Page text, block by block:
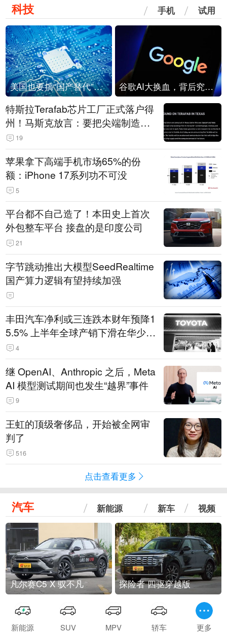
科技 手机 试用
美国也要搞“国产替代”？先算清三笔账 谷歌AI大换血，背后究竟发生了什么？
特斯拉Terafab芯片工厂正式落户得
州！马斯克放言：要把尖端制造带
回美国
19
苹果拿下高端手机市场65%的份
额：iPhone 17系列功不可没
5
平台都不自己造了！本田史上首次
外包整车平台 接盘的是印度公司
21
字节跳动推出大模型SeedRealtime
国产算力逻辑有望持续加强
丰田汽车净利或三连跌本财年预降1
5.5% 上半年全球产销下滑在华少卖
14.3万辆
4
继 OpenAI、Anthropic 之后，Meta
AI 模型测试期间也发生“越界”事件
9
王虹的顶级奢侈品，开始被全网审
判了
516
点击查看更多
汽车 新能源 新车 视频
凡尔赛C5 X 驭不凡 探险者 四驱穿越版
新能源 SUV MPV 轿车 更多